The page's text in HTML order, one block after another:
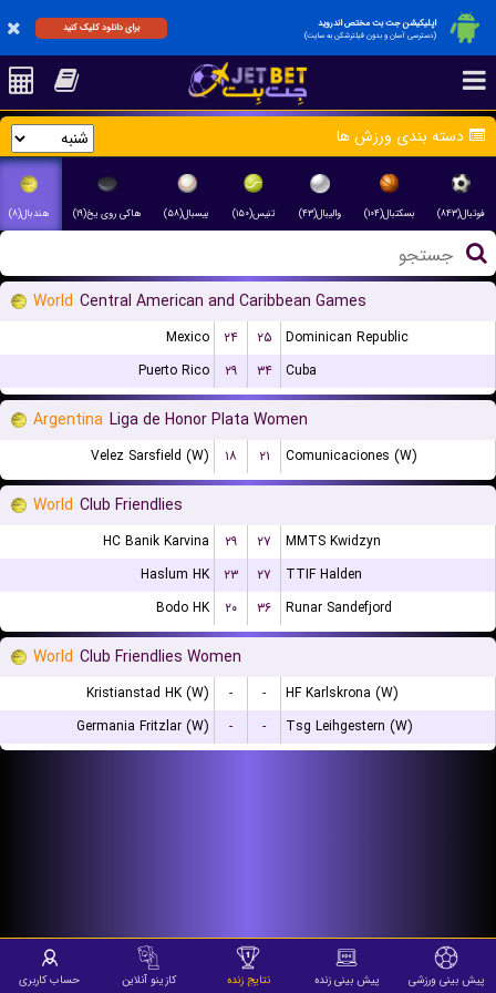
اپلیکیشن جت بت مختص اندروید
(دسترسی آسان و بدون فیلترشکن به سایت)
برای دانلود کلیک کنید
دسته بندی ورزش ها
فوتبال(۸۴۳) بسکتبال(۱۰۴) والیبال(۴۳) تنیس(۱۵۰) بیسبال(۵۸) هاکی روی یخ(۱۹) هندبال(۸)
World Central American and Caribbean Games
Mexico ۲۴ ۲۵
Dominican Republic
Puerto Rico
۲۹ ۳۴ Cuba
Argentina Liga de Honor Plata Women
Velez Sarsfield (W) ۱۸ ۲۱ Comunicaciones (W)
World Club Friendlies
HC Banik Karvina ۲۹ ۲۷
MMTS Kwidzyn
Haslum HK
۲۳ ۲۷
TTIF Halden
Bodo HK
۲۰ ۳۶ Runar Sandefjord
World Club Friendlies Women
Kristianstad HK (W) - -
HF Karlskrona (W)
Germania Fritzlar (W)
- - Tsg Leihgestern (W)
پیش بینی ورزشی پیش بینی زنده نتایج زنده کازینو آنلاین حساب کاربری